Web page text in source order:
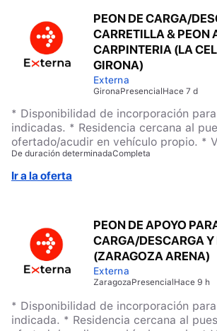
PEON DE CARGA/
CARRETILLA & PEON
CARPINTERIA (LA
GIRONA)
Externa
GironaPresencialHace 7 d
* Disponibilidad de incorporación
indicadas. * Residencia cercana al
ofertado/acudir en vehículo propio. *
experiencia previa en puesto similar. *
tener zapatos de seguridad y guantes.
carnet de carretillero & conocimientos
De duración determinadaCompleta
Ir a la oferta
PEON DE APOYO
CARGA/DESCARGA Y
(ZARAGOZA ARENA)
Externa
ZaragozaPresencialHace 9 h
* Disponibilidad de incorporación
indicada. * Residencia cercana al